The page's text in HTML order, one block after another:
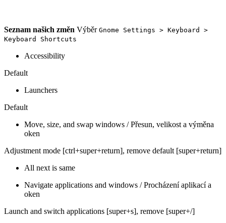
Seznam našich změn Výběr Gnome Settings > Keyboard >
Keyboard Shortcuts
Accessibility
Default
Launchers
Default
Move, size, and swap windows / Přesun, velikost a výměna
oken
Adjustment mode [ctrl+super+return], remove default [super+return]
All next is same
Navigate applications and windows / Procházení aplikací a
oken
Launch and switch applications [super+s], remove [super+/]